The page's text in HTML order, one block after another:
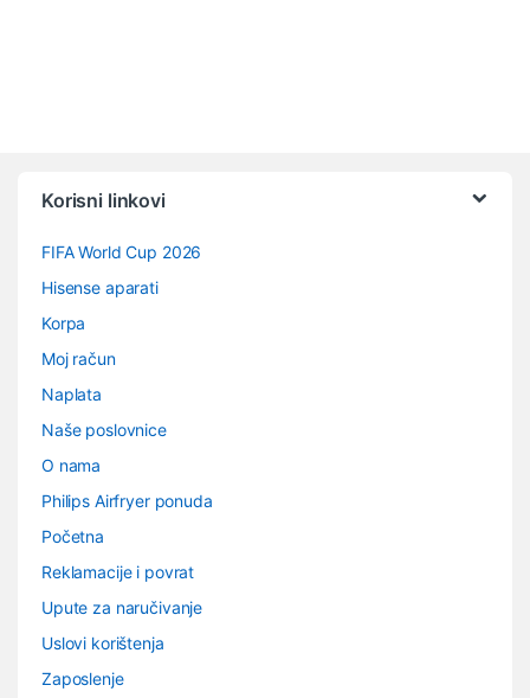
Korisni linkovi
FIFA World Cup 2026
Hisense aparati
Korpa
Moj račun
Naplata
Naše poslovnice
O nama
Philips Airfryer ponuda
Početna
Reklamacije i povrat
Upute za naručivanje
Uslovi korištenja
Zaposlenje